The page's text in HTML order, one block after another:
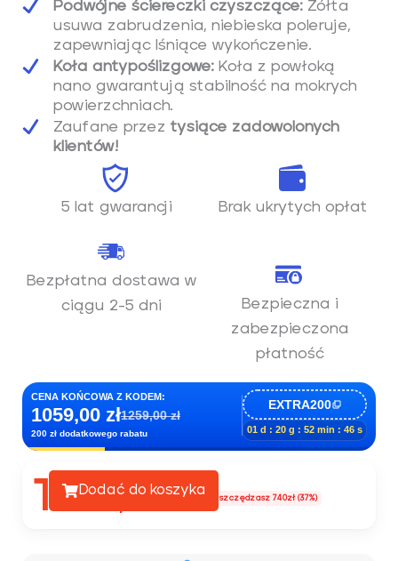
s
c
Podwójne ściereczki czyszczące:Żółta
usuwa zabrudzenia, niebieska poleruje,
zapewniając lśniące wykończenie.
Koła antypoślizgowe: Koła z powłoką
nano gwarantują stabilność na mokrych
powierzchniach.
Zaufane przez tysiące zadowolonych
klientów!
5 lat gwarancji
Bezpłatna dostawa w
ciągu 2-5 dni
Brak ukrytych opłat
Bezpieczna i
zabezpieczona
płatność
CENA KOŃCOWA Z KODEM:
1059,00 zł1259,00 zł
200 zł dodatkowego rabatu
EXTRA200
01 d : 20 g : 52 min : 43 s
1259 1999,00zł Oszczędzasz 740zł (37%)
Dodać do koszyka